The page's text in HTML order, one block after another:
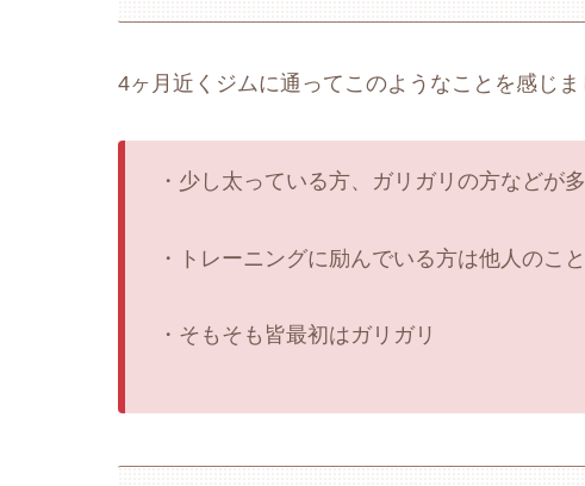
4ヶ月近くジムに通ってこのようなことを感じま
・少し太っている方、ガリガリの方などが
・トレーニングに励んでいる方は他人のこ
・そもそも皆最初はガリガリ